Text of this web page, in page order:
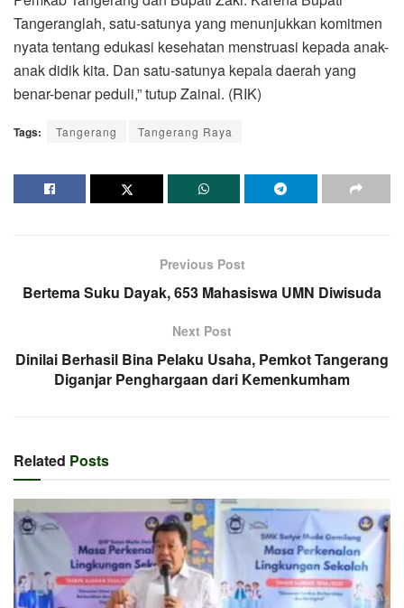
Tangeranglah, satu-satunya yang menunjukkan komitmen
nyata tentang edukasi kesehatan menstruasi kepada anak-
anak didik kita. Dan satu-satunya kepala daerah yang
benar-benar peduli,” tutup Zainal. (RIK)
Tags: Tangerang Tangerang Raya
Previous Post
Bertema Suku Dayak, 653 Mahasiswa UMN Diwisuda
Next Post
Dinilai Berhasil Bina Pelaku Usaha, Pemkot Tangerang
Diganjar Penghargaan dari Kemenkumham
Related Posts